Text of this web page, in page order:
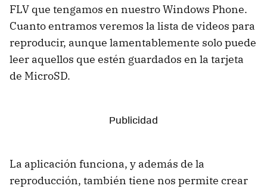
FLV que tengamos en nuestro Windows Phone.
Cuanto entramos veremos la lista de videos para
reproducir, aunque lamentablemente solo puede
leer aquellos que estén guardados en la tarjeta
de MicroSD.
La aplicación funciona, y además de la
reproducción, también tiene nos permite crear